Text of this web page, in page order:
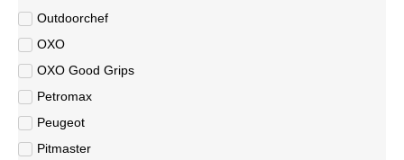
Outdoorchef
OXO
OXO Good Grips
Petromax
Peugeot
Pitmaster